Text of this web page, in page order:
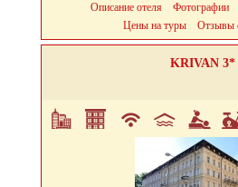
Описание отеля Фотографии
Цены на туры
Отзывы
KRIVAN 3*